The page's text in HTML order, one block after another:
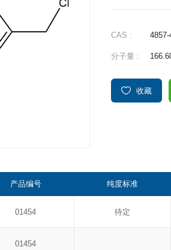
CAS : 4857-
分子量 :
收藏
产品编号 纯度标准
01454 待定
01454